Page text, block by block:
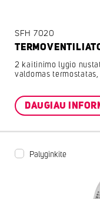
SFH 7020
2 kaitinimo lygio
valdomas
DAUGIAU
Palyginkite